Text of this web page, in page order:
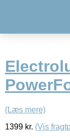
(Læs mere)
1399 kr. (Vis